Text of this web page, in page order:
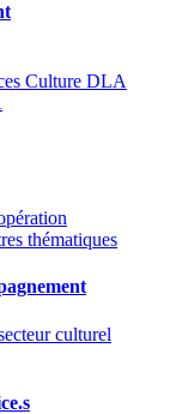
Culture DLA
thématiques
culturel